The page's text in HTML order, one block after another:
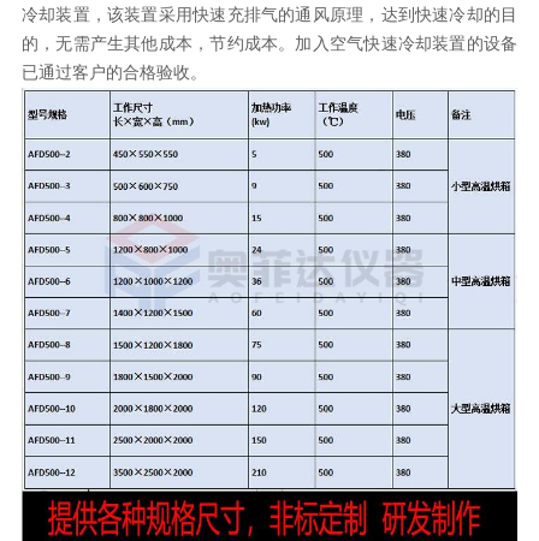
冷却装置，该装置采用快速充排气的通风原理，达到快速冷却的目
的，无需产生其他成本，节约成本。加入空气快速冷却装置的设备
已通过客户的合格验收。